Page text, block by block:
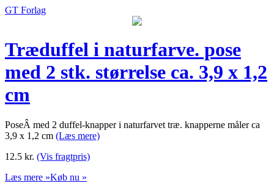
GT Forlag
Træduffel i naturfarve. pose
med 2 stk. størrelse ca. 3,9 x 1,2
cm
PoseÂ med 2 duffel-knapper i naturfarvet træ. knapperne måler ca
3,9 x 1,2 cm (Læs mere)
12.5 kr. (Vis fragtpris)
Læs mere »Køb nu »